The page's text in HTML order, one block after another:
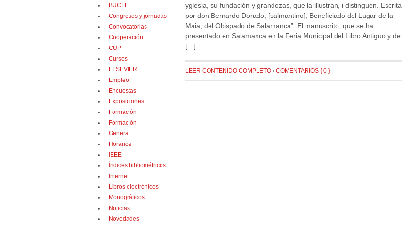
yglesia, su fundación y grandezas, que la illustran, i distinguen. Escrita
por don Bernardo Dorado, [salmantino], Beneficiado del Lugar de la
Maia, del Obispado de Salamanca”. El manuscrito, que se ha
presentado en Salamanca en la Feria Municipal del Libro Antiguo y de
[…]
LEER CONTENIDO COMPLETO • COMENTARIOS { 0 }
BUCLE
Congresos y jornadas
Convocatorias
Cooperación
CUP
Cursos
ELSEVIER
Empleo
Encuestas
Exposiciones
Formación
Formación
General
Horarios
IEEE
Índices bibliométricos
Internet
Libros electrónicos
Monográficos
Noticias
Novedades